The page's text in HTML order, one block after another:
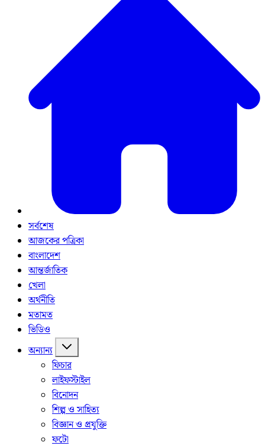
সর্বশেষ
আজকের পত্রিকা
বাংলাদেশ
আন্তর্জাতিক
খেলা
অর্থনীতি
মতামত
ভিডিও
অন্যান্য
ফিচার
লাইফস্টাইল
বিনোদন
শিল্প ও সাহিত্য
বিজ্ঞান ও প্রযুক্তি
ফটো